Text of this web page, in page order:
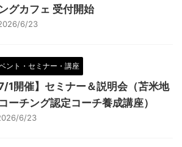
グカフェ 受付開始
6/23
ント・セミナー・講座
7/1開催】セミナー＆説明会（苫米地
ーチング認定コーチ養成講座）
6/23